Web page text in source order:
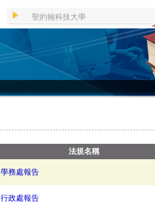
聖約翰科技大學
法規名稱
學務處報告
行政處報告